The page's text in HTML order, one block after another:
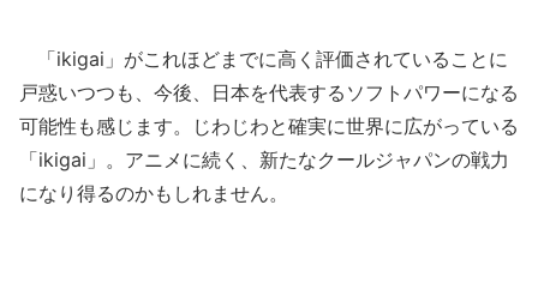
「ikigai」がこれほどまでに高く評価されていることに
戸惑いつつも、今後、日本を代表するソフトパワーになる
可能性も感じます。じわじわと確実に世界に広がっている
「ikigai」。アニメに続く、新たなクールジャパンの戦力
になり得るのかもしれません。